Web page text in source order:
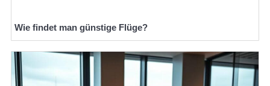
Wie findet man günstige Flüge?